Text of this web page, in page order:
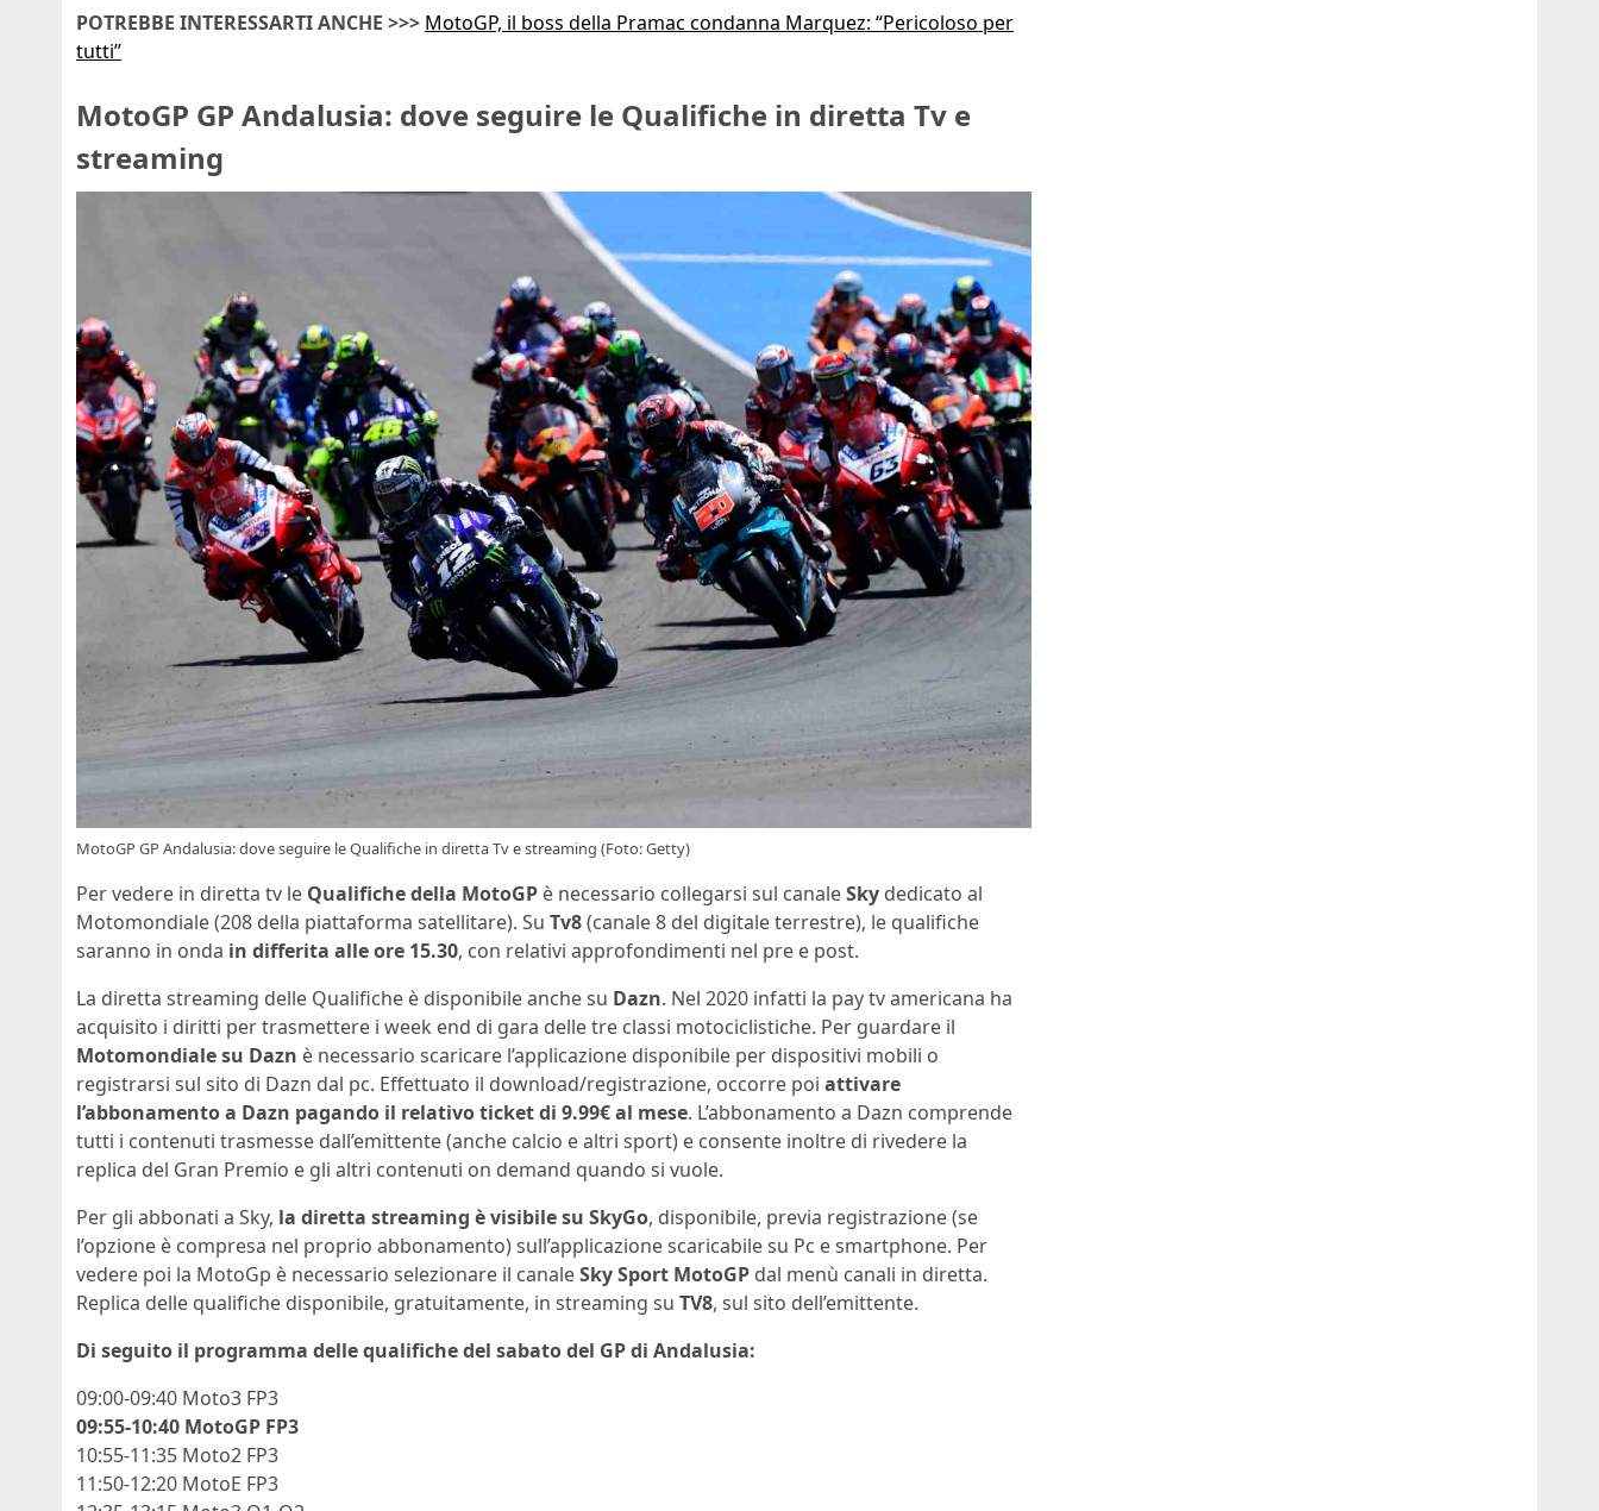
POTREBBE INTERESSARTI ANCHE >>> MotoGP, il boss della Pramac condanna Marquez: “Pericoloso per
tutti”
MotoGP GP Andalusia: dove seguire le Qualifiche in diretta Tv e
streaming
MotoGP GP Andalusia: dove seguire le Qualifiche in diretta Tv e streaming (Foto: Getty)
Per vedere in diretta tv le Qualifiche della MotoGP è necessario collegarsi sul canaleSky dedicato al
Motomondiale (208 della piattaforma satellitare). Su Tv8(canale 8 del digitale terrestre), le qualifiche
saranno in onda in differita alle ore 15.30, con relativi approfondimenti nel pre e post.
La diretta streaming delle Qualifiche è disponibile anche su Dazn. Nel 2020 infatti la pay tv americana ha
acquisito i diritti per trasmettere i week end di gara delle tre classi motociclistiche. Per guardare il
Motomondiale su Dazn è necessario scaricare l’applicazione disponibile per dispositivi mobili o
registrarsi sul sito di Dazn dal pc. Effettuato il download/registrazione, occorre poi attivare
l’abbonamento a Dazn pagando il relativo ticket di 9.99€ al mese. L’abbonamento a Dazn comprende
tutti i contenuti trasmesse dall’emittente (anche calcio e altri sport) e consente inoltre di rivedere la
replica del Gran Premio e gli altri contenuti on demand quando si vuole.
Per gli abbonati a Sky, la diretta streaming è visibile su SkyGo, disponibile, previa registrazione (se
l’opzione è compresa nel proprio abbonamento) sull’applicazione scaricabile su Pc e smartphone. Per
vedere poi la MotoGp è necessario selezionare il canaleSky Sport MotoGP dal menù canali in diretta.
Replica delle qualifiche disponibile, gratuitamente, in streaming su TV8, sul sito dell’emittente.
Di seguito il programma delle qualifiche del sabato del GP di Andalusia:
09:00-09:40 Moto3 FP3
09:55-10:40 MotoGP FP3
10:55-11:35 Moto2 FP3
11:50-12:20 MotoE FP3